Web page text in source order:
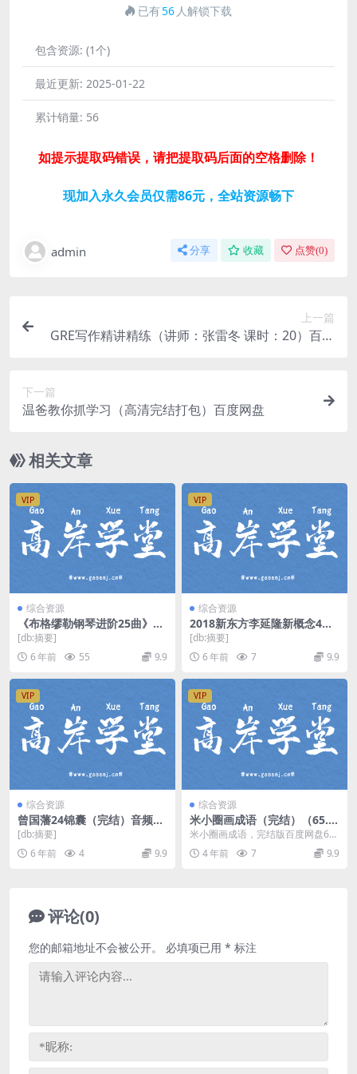
已有56 人解锁下载
包含资源: (1个)
最近更新: 2025-01-22
累计销量: 56
如提示提取码错误，请把提取码后面的空格删除！
现加入永久会员仅需86元，全站资源畅下
admin 分享 收藏 点赞(0)
上一篇
GRE写作精讲精练（讲师：张雷冬 课时：20）百度
下一篇
温爸教你抓学习（高清完结打包）百度网盘
相关文章
VIP
综合资源
《布格缪勒钢琴进阶25曲》
（周广仁，王海波49集全）百
度网盘
[db:摘要]
6 年前
55 9.9
VIP
综合资源
2018新东方李延隆新概念4册
视频 百度网盘
[db:摘要]
6 年前
7 9.9
VIP
综合资源
曾国藩24锦囊（完结）音频格
式 百度网盘
[db:摘要]
6 年前
4 9.9
VIP
综合资源
米小圈画成语（完结）（65.6
M视频）百度网盘分享
米小圈画成语，完结版百度网盘65.
6M分辨率960×540视频。资源目录
课程内容...
4 年前 7 9.9
评论(0)
您的邮箱地址不会被公开。 必填项已用 * 标注